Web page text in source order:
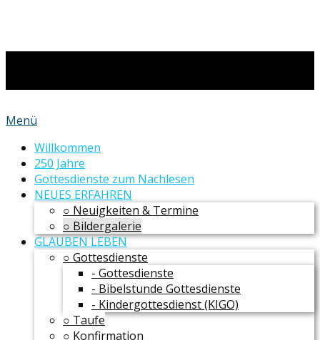
Menü
Willkommen
250 Jahre
Gottesdienste zum Nachlesen
NEUES ERFAHREN
○ Neuigkeiten & Termine
○ Bildergalerie
GLAUBEN LEBEN
○ Gottesdienste
- Gottesdienste
- Bibelstunde Gottesdienste
- Kindergottesdienst (KIGO)
○ Taufe
○ Konfirmation